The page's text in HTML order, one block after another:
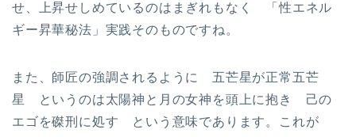
せ、上昇せしめているのはまぎれもなく 「性エネル
ギー昇華秘法」実践そのものですね。
また、師匠の強調されるように 五芒星が正常五芒
星 というのは太陽神と月の女神を頭上に抱き 己の
エゴを磔刑に処す という意味であります。これが